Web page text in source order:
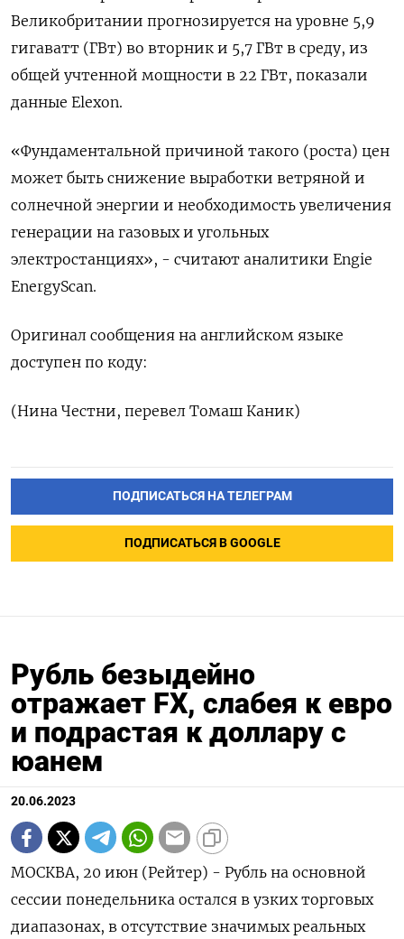
Великобритании прогнозируется на уровне 5,9
гигаватт (ГВт) во вторник и 5,7 ГВт в среду, из
общей учтенной мощности в 22 ГВт, показали
данные Elexon.
«Фундаментальной причиной такого (роста) цен
может быть снижение выработки ветряной и
солнечной энергии и необходимость увеличения
генерации на газовых и угольных
электростанциях», - считают аналитики Engie
EnergyScan.
Оригинал сообщения на английском языке
доступен по коду:
(Нина Честни, перевел Томаш Каник)
ПОДПИСАТЬСЯ НА ТЕЛЕГРАМ
ПОДПИСАТЬСЯ В GOOGLE
Рубль безыдейно
отражает FX, слабея к евро
и подрастая к доллару с
юанем
20.06.2023
МОСКВА, 20 июн (Рейтер) - Рубль на основной
сессии понедельника остался в узких торговых
диапазонах, в отсутствие значимых реальных